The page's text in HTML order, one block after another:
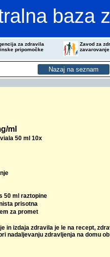
baza
za zdravila
pripomočke
Zavod za
ml
50 ml 10x
50 ml raztopine
prisotna
za promet
in izdaja zdravila je le na recept,
nadaljevanju zdravljenja na domu